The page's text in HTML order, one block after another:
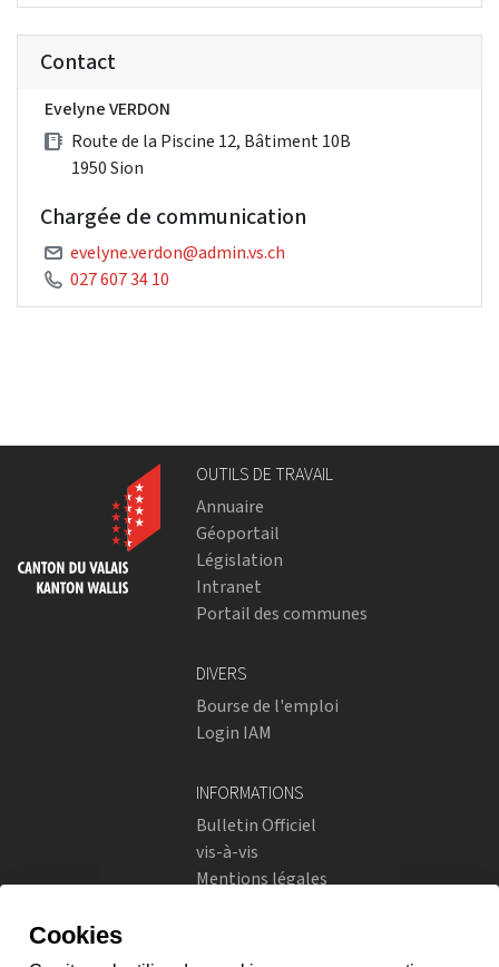
Contact
Evelyne VERDON
Route de la Piscine 12, Bâtiment 10B
1950 Sion
Chargée de communication
evelyne.verdon@admin.vs.ch
027 607 34 10
OUTILS DE TRAVAIL
Annuaire
Géoportail
Législation
Intranet
Portail des communes
DIVERS
Bourse de l'emploi
Login IAM
INFORMATIONS
Bulletin Officiel
vis-à-vis
Mentions légales